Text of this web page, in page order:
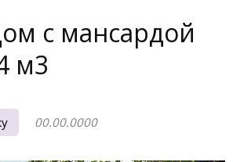
с мансардой
м3
00.00.0000